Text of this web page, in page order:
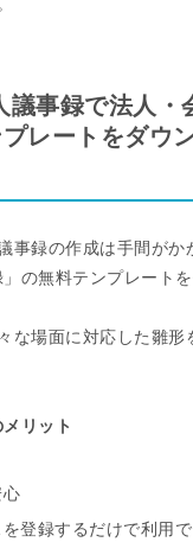
議事録で法人・
レートをダウ
事録の作成は手間がか
」の無料テンプレート
な場面に対応した雛形
リット
登録するだけで利用